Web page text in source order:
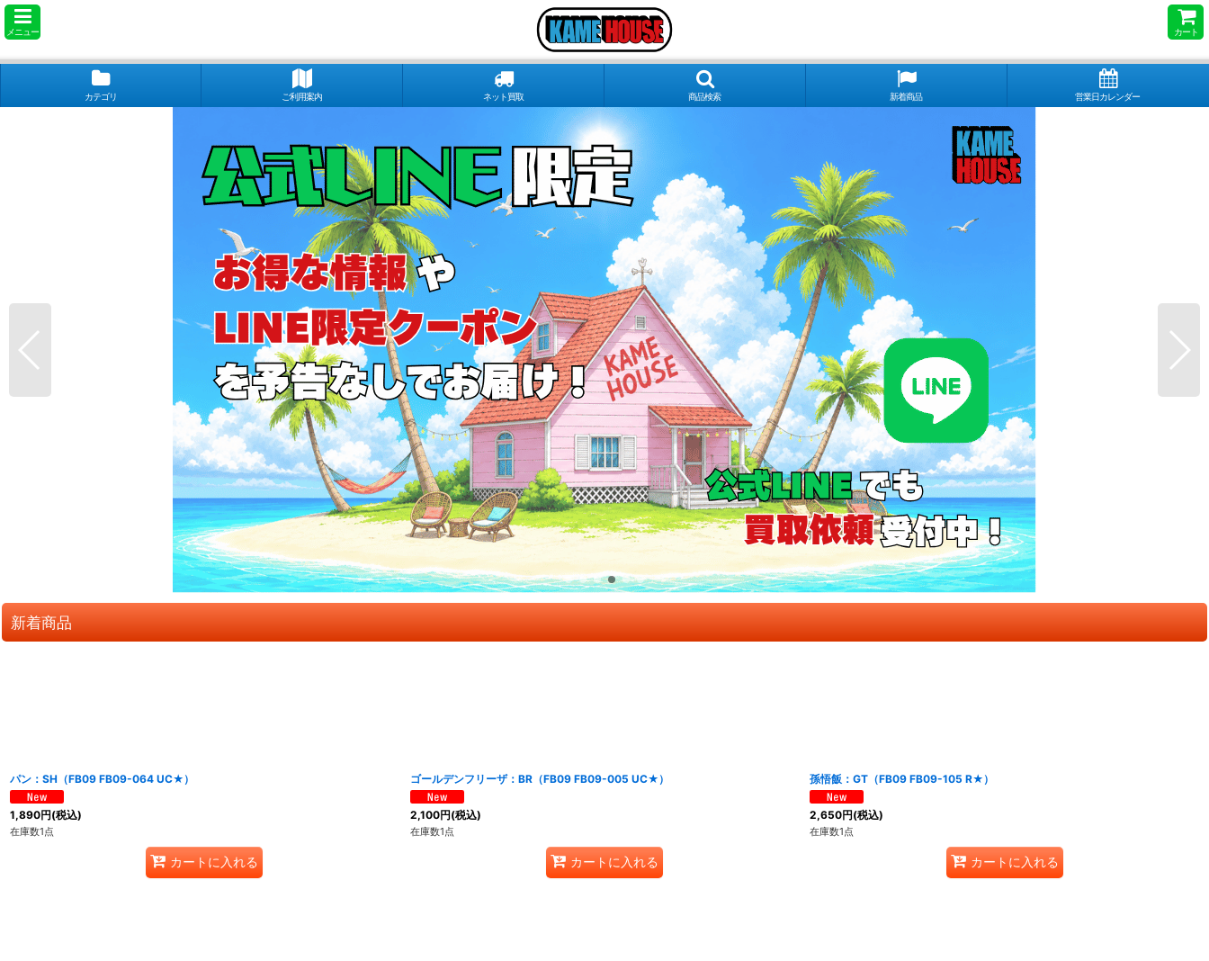
メニュー カート
カテゴリ ご利用案内 ネット買取 商品検索 新着商品 営業日カレンダー
新着商品
パン：SH（FB09 FB09-064 UC★）
1,890円(税込)
在庫数1点
カートに入れる
ゴールデンフリーザ：BR（FB09 FB09-005 UC★）
2,100円(税込)
在庫数1点
カートに入れる
孫悟飯：GT（FB09 FB09-105 R★）
2,650円(税込)
在庫数1点
カートに入れる